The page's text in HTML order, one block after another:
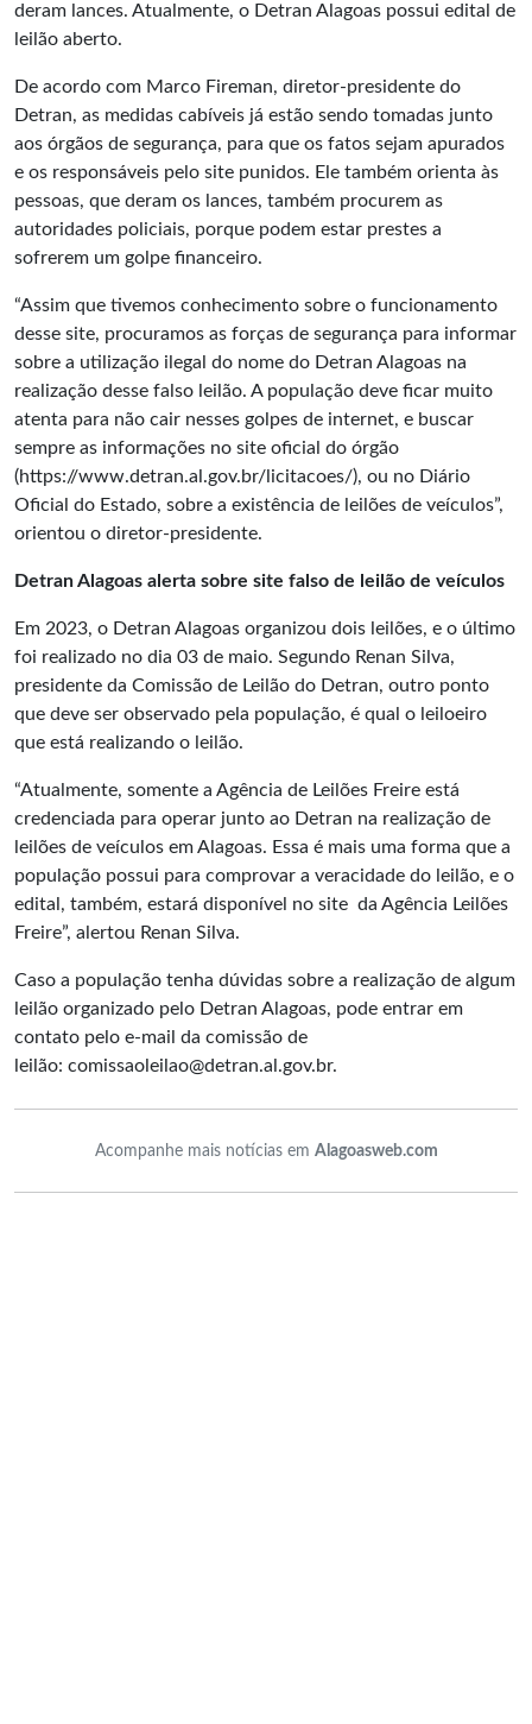
deram lances. Atualmente, o Detran Alagoas possui edital de
leilão aberto.
De acordo com Marco Fireman, diretor-presidente do
Detran, as medidas cabíveis já estão sendo tomadas junto
aos órgãos de segurança, para que os fatos sejam apurados
e os responsáveis pelo site punidos. Ele também orienta às
pessoas, que deram os lances, também procurem as
autoridades policiais, porque podem estar prestes a
sofrerem um golpe financeiro.
“Assim que tivemos conhecimento sobre o funcionamento
desse site, procuramos as forças de segurança para informar
sobre a utilização ilegal do nome do Detran Alagoas na
realização desse falso leilão. A população deve ficar muito
atenta para não cair nesses golpes de internet, e buscar
sempre as informações no site oficial do órgão
(https://www.detran.al.gov.br/licitacoes/), ou no Diário
Oficial do Estado, sobre a existência de leilões de veículos”,
orientou o diretor-presidente.
Detran Alagoas alerta sobre site falso de leilão de veículos
Em 2023, o Detran Alagoas organizou dois leilões, e o último
foi realizado no dia 03 de maio. Segundo Renan Silva,
presidente da Comissão de Leilão do Detran, outro ponto
que deve ser observado pela população, é qual o leiloeiro
que está realizando o leilão.
“Atualmente, somente a Agência de Leilões Freire está
credenciada para operar junto ao Detran na realização de
leilões de veículos em Alagoas. Essa é mais uma forma que a
população possui para comprovar a veracidade do leilão, e o
edital, também, estará disponível no site da Agência Leilões
Freire”, alertou Renan Silva.
Caso a população tenha dúvidas sobre a realização de algum
leilão organizado pelo Detran Alagoas, pode entrar em
contato pelo e-mail da comissão de
leilão: comissaoleilao@detran.al.gov.br.
Acompanhe mais notícias em Alagoasweb.com